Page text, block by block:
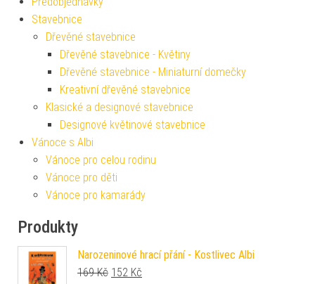
Stavebnice
Dřevěné stavebnice
Dřevěné stavebnice - Květiny
Dřevěné stavebnice - Miniaturní domečky
Kreativní dřevěné stavebnice
Klasické a designové stavebnice
Designové květinové stavebnice
Vánoce s Albi
Vánoce pro celou rodinu
Vánoce pro děti
Vánoce pro kamarády
Produkty
Narozeninové hrací přání - Kostlivec Albi
169Kč Původní cena byla: 169 Kč.
152 Kč